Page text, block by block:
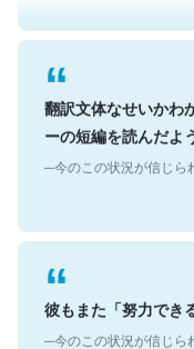
翻訳文体なせいかわ
ーの短編を読んだよ
彼もまた「努力でき